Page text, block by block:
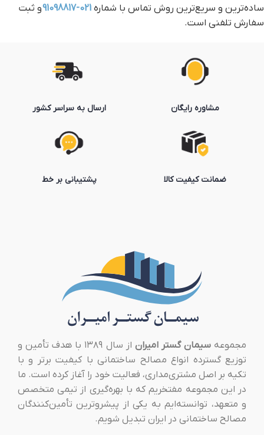
ساده‌ترین و سریع‌ترین روش تماس با شماره 021-91098817
و ثبت
سفارش تلفنی است.
مشاوره رایگان
ضمانت کیفیت کالا
ارسال به سراسر کشور
پشتیبانی بر خط
مجموعهسیمان گستر امیران
از سال ۱۳۸۹ با هدف تأمین و
توزیع گسترده انواع مصالح ساختمانی با کیفیت برتر و با
تکیه بر اصل مشتری‌مداری، فعالیت خود را آغاز کرده است. ما
در این مجموعه مفتخریم که با بهره‌گیری از تیمی متخصص
و متعهد، توانسته‌ایم به یکی از پیشروترین تأمین‌کنندگان
مصالح ساختمانی در ایران تبدیل شویم.